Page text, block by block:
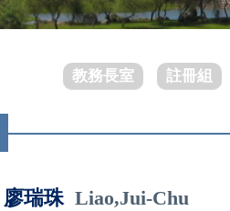
教務長室 註冊組
瑞珠 Liao,Jui-Chu